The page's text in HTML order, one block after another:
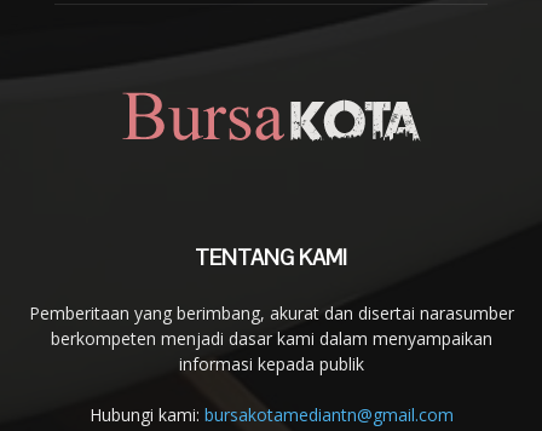
TENTANG KAMI
Pemberitaan yang berimbang, akurat dan disertai narasumber
berkompeten menjadi dasar kami dalam menyampaikan
informasi kepada publik
Hubungi kami: bursakotamediantn@gmail.com